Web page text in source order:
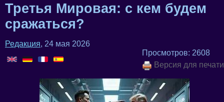
Третья Мировая: с кем будем
сражаться?
Редакция, 24 мая 2026
Просмотров: 2608
Версия для печати